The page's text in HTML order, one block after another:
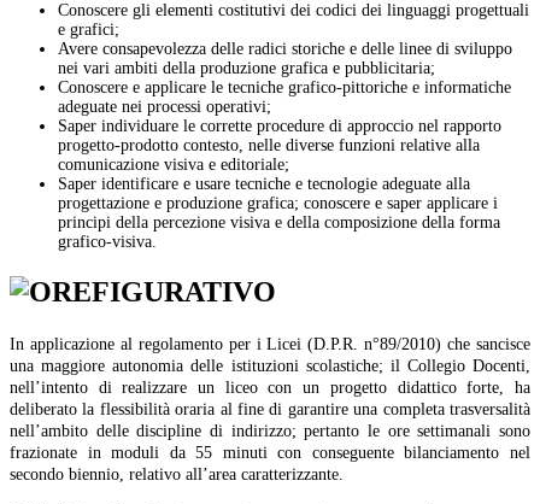
Conoscere gli elementi costitutivi dei codici dei linguaggi progettuali
e grafici;
Avere consapevolezza delle radici storiche e delle linee di sviluppo
nei vari ambiti della produzione grafica e pubblicitaria;
Conoscere e applicare le tecniche grafico-pittoriche e informatiche
adeguate nei processi operativi;
Saper individuare le corrette procedure di approccio nel rapporto
progetto-prodotto contesto, nelle diverse funzioni relative alla
comunicazione visiva e editoriale;
Saper identificare e usare tecniche e tecnologie adeguate alla
progettazione e produzione grafica; conoscere e saper applicare i
principi della percezione visiva e della composizione della forma
grafico-visiva.
In applicazione al regolamento per i Licei (D.P.R. n°89/2010) che sancisce
una maggiore autonomia delle istituzioni scolastiche; il Collegio Docenti,
nell’intento di realizzare un liceo con un progetto didattico forte, ha
deliberato la flessibilità oraria al fine di garantire una completa trasversalità
nell’ambito delle discipline di indirizzo; pertanto le ore settimanali sono
frazionate in moduli da 55 minuti con conseguente bilanciamento nel
secondo biennio, relativo all’area caratterizzante.